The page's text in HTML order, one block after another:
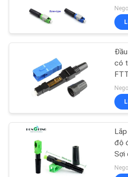
SƠ
ĐỒ
TRANG
PRIVACY
POLICY
ZTE GPON
có
độ
Sợi